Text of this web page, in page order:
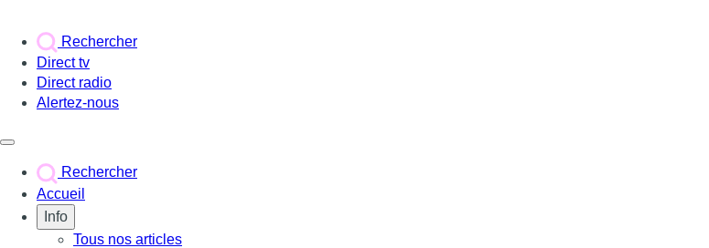
Rechercher
Direct tv
Direct radio
Alertez-nous
Rechercher
Accueil
Info
Tous nos articles